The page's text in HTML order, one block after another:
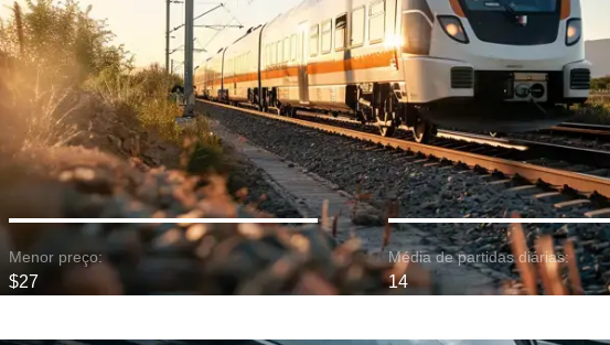
Menor preço:
$27
Média de partidas diárias:
14